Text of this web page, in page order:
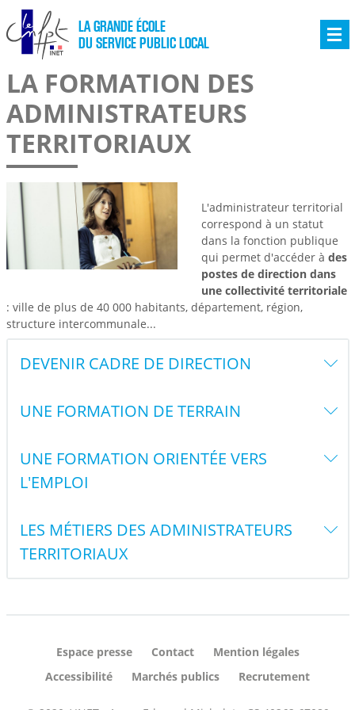
LA GRANDE ÉCOLE
DU SERVICE PUBLIC LOCAL
LA FORMATION DES
ADMINISTRATEURS
TERRITORIAUX
L'administrateur territorial
correspond à un statut
dans la fonction publique
qui permet d'accéder à des
postes de direction dans
une collectivité territoriale
: ville de plus de 40 000 habitants, département, région,
structure intercommunale...
DEVENIR CADRE DE DIRECTION
UNE FORMATION DE TERRAIN
UNE FORMATION ORIENTÉE VERS
L'EMPLOI
LES MÉTIERS DES ADMINISTRATEURS
TERRITORIAUX
Espace presse Contact
Mention légales
Accessibilité
Marchés publics Recrutement